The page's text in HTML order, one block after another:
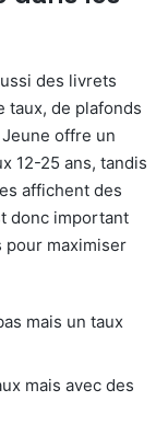
des livrets
taux, de plafonds
offre un
12-25 ans, tandis
affichent des
donc important
pour maximiser
mais un taux
mais avec des